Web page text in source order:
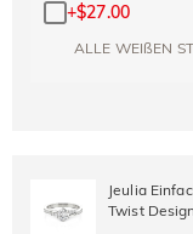
+$27.00
ALLE WEIßEN
Jeulia
Twist